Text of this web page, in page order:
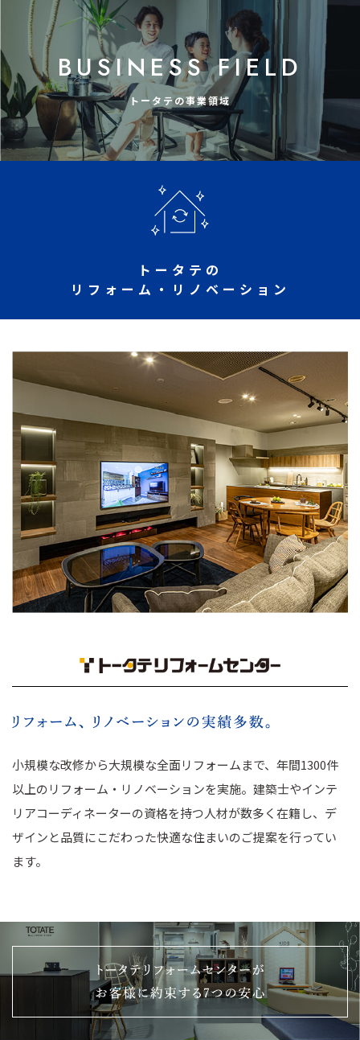
BUSINESS FIELD
トータテの事業領域
トータテの
リフォーム・リノベーション
小規模な改修から大規模な全面リフォームまで、年間1300件
以上のリフォーム・リノベーションを実施。建築士やインテ
リアコーディネーターの資格を持つ人材が数多く在籍し、デ
ザインと品質にこだわった快適な住まいのご提案を行ってい
ます。